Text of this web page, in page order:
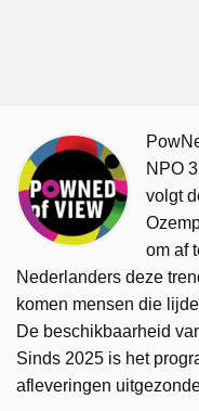
NPO
volgt
om af
Nederlanders deze
komen mensen die
De beschikbaarheid
Sinds 2025 is het
afleveringen